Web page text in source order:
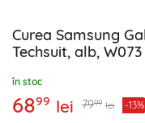
Curea Samsung
Techsuit, alb, W073
în stoc
6899 lei 7999 lei -13%